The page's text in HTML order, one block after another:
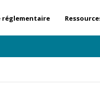
réglementaire